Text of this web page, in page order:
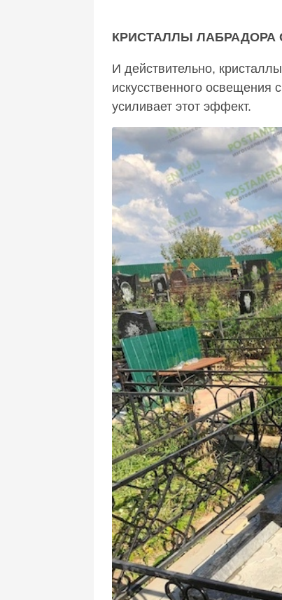
КРИСТАЛЛЫ
И действительно,
искусственного освещения
усиливает этот эффект.